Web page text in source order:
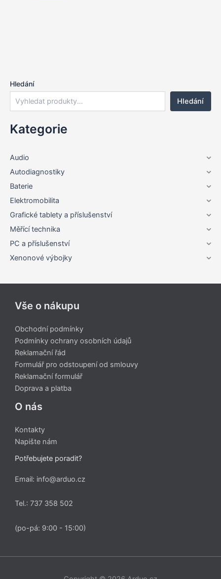
Hledání
Hledání
Kategorie
Audio
Autodiagnostiky
Baterie
Elektromobilita
Grafické tablety a příslušenství
Měřící technika
PC a příslušenství
Xenonové výbojky
Vše o nákupu
Obchodní podmínky
Podmínky ochrany osobních údajů
Reklamační řád
Formulář pro odstoupení od smlouvy
Reklamační formulář
Doprava a platba
O nás
Kontakty
Napište nám
Potřebujete poradit?
Email: info@arduo.cz
Tel.: 737 358 502
(po-pá: 9:00 - 15:00)